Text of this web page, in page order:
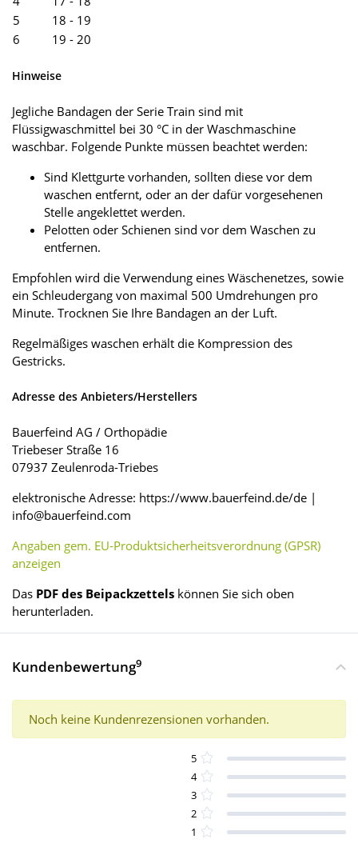
5
18 - 19
6
19 - 20
Hinweise
Jegliche Bandagen der Serie Train sind mit
Flüssigwaschmittel bei 30 °C in der Waschmaschine
waschbar. Folgende Punkte müssen beachtet werden:
Sind Klettgurte vorhanden, sollten diese vor dem
waschen entfernt, oder an der dafür vorgesehenen
Stelle angeklettet werden.
Pelotten oder Schienen sind vor dem Waschen zu
entfernen.
Empfohlen wird die Verwendung eines Wäschenetzes, sowie
ein Schleudergang von maximal 500 Umdrehungen pro
Minute. Trocknen Sie Ihre Bandagen an der Luft.
Regelmäßiges waschen erhält die Kompression des
Gestricks.
Adresse des Anbieters/Herstellers
Bauerfeind AG / Orthopädie
Triebeser Straße 16
07937 Zeulenroda-Triebes
elektronische Adresse: https://www.bauerfeind.de/de |
info@bauerfeind.com
Angaben gem. EU-Produktsicherheitsverordnung (GPSR)
anzeigen
Das PDF des Beipackzettels können Sie sich oben
herunterladen.
Kundenbewertung9
Noch keine Kundenrezensionen vorhanden.
5
4
3
2
1